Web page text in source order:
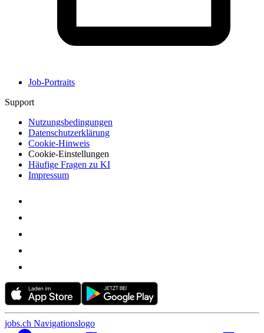
Job-Portraits
Support
Nutzungsbedingungen
Datenschutzerklärung
Cookie-Hinweis
Cookie-Einstellungen
Häufige Fragen zu KI
Impressum
jobs.ch Navigationslogo